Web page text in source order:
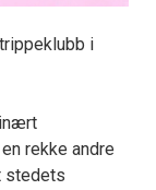
i
rekke andre
stedets